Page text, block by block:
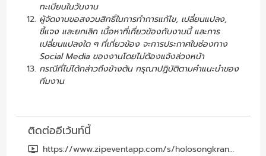
ทะเบียนในวันงาน
ผู้จัดงานขอสงวนสิทธิ์ในการทำการแก้ไข, เปลี่ยนแปลง,
ชี้แจง และยกเลิก เนื้อหาที่เกี่ยวข้องกับงานนี้ และการ
เปลี่ยนแปลงใด ๆ ที่เกี่ยวข้อง จะการประกาศในช่องทาง
Social Media ของงานโดยไม่ต้องแจ้งล่วงหน้า
กรณีที่ไม่ได้กล่าวถึงข้างต้น กรุณาปฏิบัติตามคำแนะนำของ
ทีมงาน
ติดต่ออีเว้นท์นี้
https://www.zipeventapp.com/s/holosongkran24